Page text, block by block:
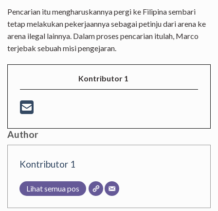
Pencarian itu mengharuskannya pergi ke Filipina sembari
tetap melakukan pekerjaannya sebagai petinju dari arena ke
arena ilegal lainnya. Dalam proses pencarian itulah, Marco
terjebak sebuah misi pengejaran.
Kontributor 1
Author
Kontributor 1
Lihat semua pos